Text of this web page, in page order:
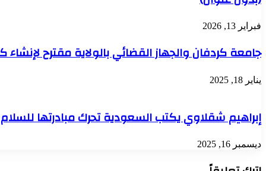
فبراير 13, 2026
جامعة كردفان والجهاز القضائي بالولاية مقترح لإنشاء
يناير 18, 2025
إبراهيم شقلاوي يكتب السعودية تحرك مبادرتها للسلام
ديسمبر 16, 2025